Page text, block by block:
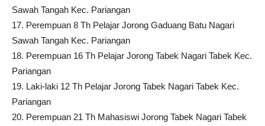
Sawah Tangah Kec. Pariangan
17. Perempuan 8 Th Pelajar Jorong Gaduang Batu Nagari
Sawah Tangah Kec. Pariangan
18. Perempuan 16 Th Pelajar Jorong Tabek Nagari Tabek Kec.
Pariangan
19. Laki-laki 12 Th Pelajar Jorong Tabek Nagari Tabek Kec.
Pariangan
20. Perempuan 21 Th Mahasiswi Jorong Tabek Nagari Tabek